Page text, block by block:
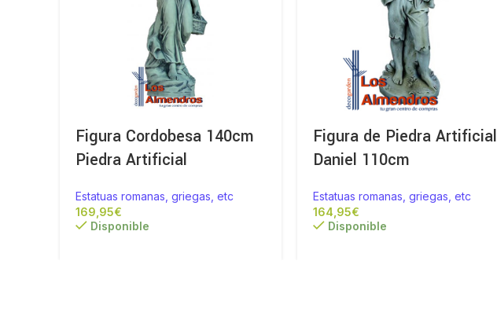
Figura Cordobesa 140cm
Piedra Artificial
Estatuas romanas, griegas, etc
€
Disponible
Figura de Piedra Artificial
Daniel 110cm
Estatuas romanas, griegas, etc
€
Disponible